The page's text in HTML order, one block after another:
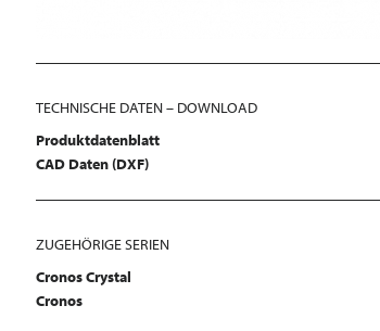
TECHNISCHE DATEN – DOWNLOAD
Produktdatenblatt
CAD Daten (DXF)
ZUGEHÖRIGE SERIEN
Cronos Crystal
Cronos